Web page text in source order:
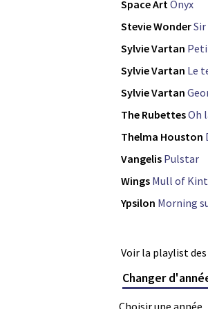
Space ArtOnyx
Stevie WonderSir
Sylvie Vartan
Sylvie Vartan Le
Sylvie Vartan
The RubettesOh
Thelma Houston
Vangelis Pulstar
Wings Mull of
Ypsilon Morning
Voir la playlist des
Changer
Choisir une année